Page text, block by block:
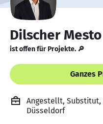
Dilscher
ist offen für Projekte. 🔎
Ganzes
Angestellt, Substitut,
Düsseldorf